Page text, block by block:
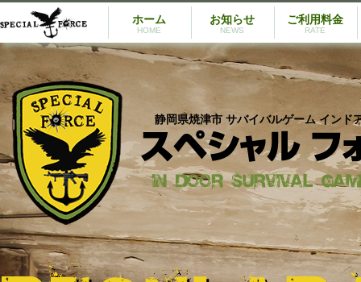
ホーム
HOME
お知らせ
NEWS
ご利用料金
RATE
静岡県焼津市 サバイバルゲーム インド